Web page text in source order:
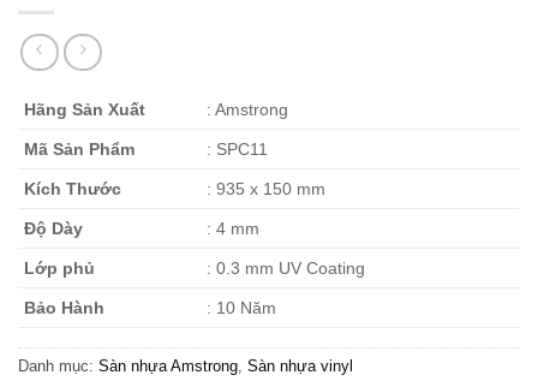
Hãng Sản Xuất : Amstrong
Mã Sản Phẩm : SPC11
Kích Thước : 935 x 150 mm
Độ Dày : 4 mm
Lớp phủ : 0.3 mm UV Coating
Bảo Hành : 10 Năm
Danh mục: Sàn nhựa Amstrong, Sàn nhựa vinyl